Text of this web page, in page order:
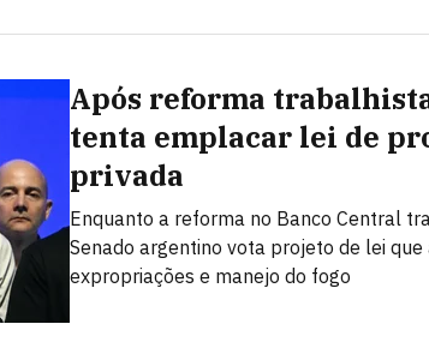
Após reforma
tenta emplacar lei de
privada
Enquanto a reforma no Banco Central
Senado argentino vota projeto de lei
expropriações e manejo do fogo